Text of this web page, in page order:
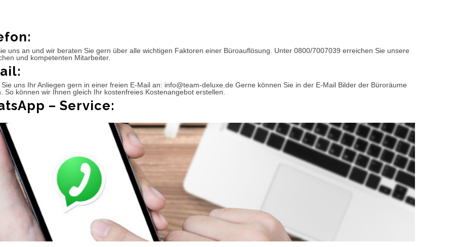
uns an und wir beraten Sie gern über alle wichtigen Faktoren einer Büroauflösung. Unter 0800/7007039 erreichen Sie unsere
und kompetenten Mitarbeiter.
Sie uns Ihr Anliegen gern in einer freien E-Mail an: info@team-deluxe.de Gerne können Sie in der E-Mail Bilder der Büroräume
So können wir Ihnen gleich Ihr kostenfreies Kostenangebot erstellen.
– Service: